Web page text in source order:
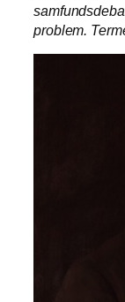
problem.